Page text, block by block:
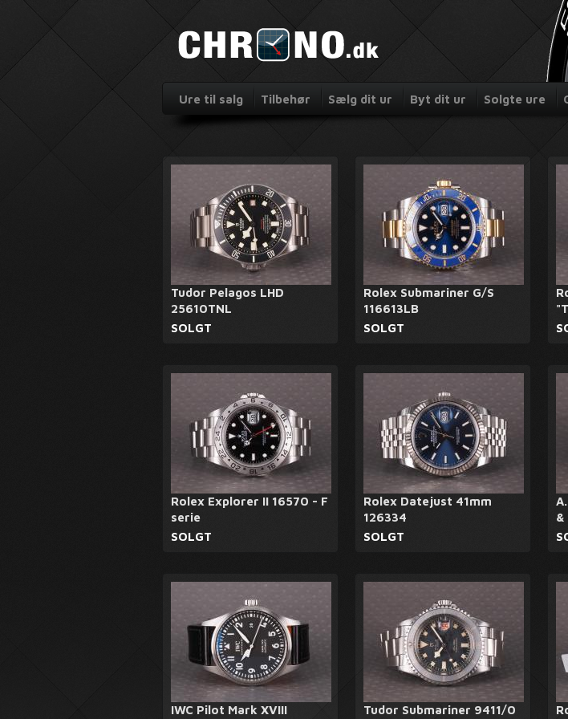
Ure til salg Tilbehør Sælg dit ur Byt dit ur Solgte ure
Tudor Pelagos LHD
25610TNL
SOLGT
Rolex Submariner G/S
116613LB
SOLGT
Rolex Explorer II 16570 - F
serie
SOLGT
Rolex Datejust 41mm
126334
SOLGT
&
IWC Pilot Mark XVIII Tudor Submariner 9411/0